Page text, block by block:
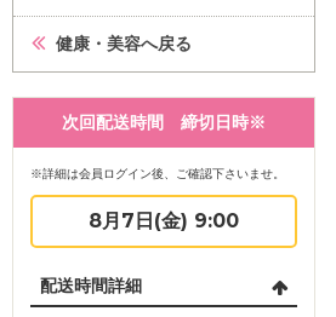
健康・美容へ戻る
次回配送時間 締切日時※
※詳細は会員ログイン後、ご確認下さいませ。
8月7日(金) 9:00
配送時間詳細